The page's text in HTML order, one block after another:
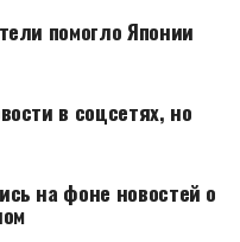
ДПС Владимирской
в Александровском
помогло Японии
в соцсетях, но
на фоне новостей о